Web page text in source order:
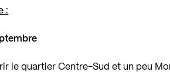
:
le quartier Centre-Sud et un peu